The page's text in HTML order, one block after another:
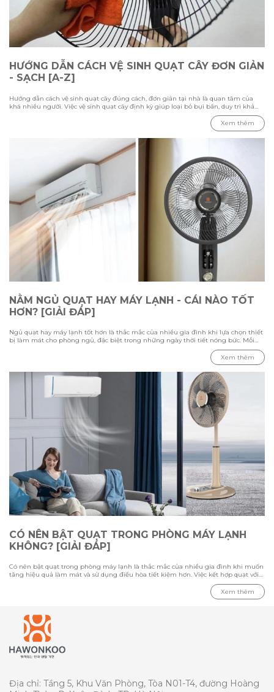
HƯỚNG DẪN CÁCH VỆ SINH QUẠT CÂY ĐƠN GIẢN
- SẠCH [A-Z]
Hướng dẫn cách vệ sinh quạt cây đúng cách, đơn giản tại nhà là quan tâm của
khá nhiều người. Việc vệ sinh quạt cây định kỳ giúp loại bỏ bụi bẩn, duy trì khả
năng làm mát và kéo dài tuổi thọ thiết bị. Trong bài viết này Hawonkoo sẽ hướng
dẫn chi tiết các bước vệ sinh từ cách tháo lắp, làm sạch từng bộ phận đến những
Xem thêm
NẰM NGỦ QUẠT HAY MÁY LẠNH - CÁI NÀO TỐT
HƠN? [GIẢI ĐÁP]
Ngủ quạt hay máy lạnh tốt hơn là thắc mắc của nhiều gia đình khi lựa chọn thiết
bị làm mát cho phòng ngủ, đặc biệt trong những ngày thời tiết nóng bức. Mỗi
phương pháp đều có ưu điểm và hạn chế riêng, phụ thuộc vào nhiệt độ môi
trường, diện tích phòng và nhu cầu sử dụng của từng người. Trong bài viết này
cùng Hawonkoo tìm hiểu sự khác biệt giữa việc ngủ bằng quạt và máy lạnh,
đánh giá ưu nhược điểm của từng thiết bị, đồng thời tham khảo cách sử dụng
phù hợp để tạo không gian nghỉ ngơi thoải mái và tiết kiệm điện.
Xem thêm
CÓ NÊN BẬT QUẠT TRONG PHÒNG MÁY LẠNH
KHÔNG? [GIẢI ĐÁP]
Có nên bật quạt trong phòng máy lạnh là thắc mắc của nhiều gia đình khi muốn
tăng hiệu quả làm mát và sử dụng điều hòa tiết kiệm hơn. Việc kết hợp quạt với
máy lạnh có thể giúp luồng khí lạnh phân bổ đều hơn, nhưng cần sử dụng đúng
cách để tránh gây cảm giác khó chịu. Trong bài viết này cùng Hawonkoo tìm hiểu
ưu nhược điểm khi bật quạt cùng điều hòa, loại quạt phù hợp cho phòng máy
Xem thêm
Địa chỉ: Tầng 5, Khu Văn Phòng, Tòa N01-T4, đường Hoàng